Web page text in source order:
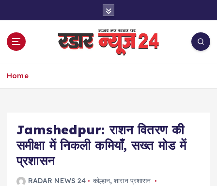
Home
Jamshedpur: राशन वितरण की
समीक्षा में निकली कमियाँ, सख्त मोड में
प्रशासन
RADAR NEWS 24 कोल्हान,शासन प्रशासन